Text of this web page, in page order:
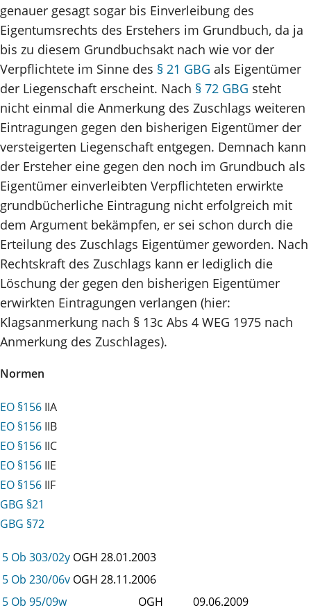
genauer gesagt sogar bis Einverleibung des
Eigentumsrechts des Erstehers im Grundbuch, da ja
bis zu diesem Grundbuchsakt nach wie vor der
Verpflichtete im Sinne des § 21 GBG als Eigentümer
der Liegenschaft erscheint. Nach § 72 GBG steht
nicht einmal die Anmerkung des Zuschlags weiteren
Eintragungen gegen den bisherigen Eigentümer der
versteigerten Liegenschaft entgegen. Demnach kann
der Ersteher eine gegen den noch im Grundbuch als
Eigentümer einverleibten Verpflichteten erwirkte
grundbücherliche Eintragung nicht erfolgreich mit
dem Argument bekämpfen, er sei schon durch die
Erteilung des Zuschlags Eigentümer geworden. Nach
Rechtskraft des Zuschlags kann er lediglich die
Löschung der gegen den bisherigen Eigentümer
erwirkten Eintragungen verlangen (hier:
Klagsanmerkung nach § 13c Abs 4 WEG 1975 nach
Anmerkung des Zuschlages).
Normen
EO §156 IIA
EO §156 IIB
EO §156 IIC
EO §156 IIE
EO §156 IIF
GBG §21
GBG §72
5 Ob 303/02y OGH 28.01.2003
5 Ob 230/06v OGH 28.11.2006
5 Ob 95/09w
OGH 09.06.2009